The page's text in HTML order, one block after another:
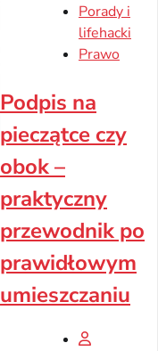
Porady i
lifehacki
Prawo
Podpis na
pieczątce czy
obok –
praktyczny
przewodnik po
prawidłowym
umieszczaniu